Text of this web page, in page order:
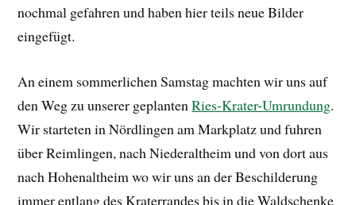
nochmal gefahren und haben hier teils neue Bilder
eingefügt.
An einem sommerlichen Samstag machten wir uns auf
den Weg zu unserer geplantenRies-Krater-Umrundung.
Wir starteten in Nördlingen am Markplatz und fuhren
über Reimlingen, nach Niederaltheim und von dort aus
nach Hohenaltheim wo wir uns an der Beschilderung
immer entlang des Kraterrandes bis in die Waldschenke